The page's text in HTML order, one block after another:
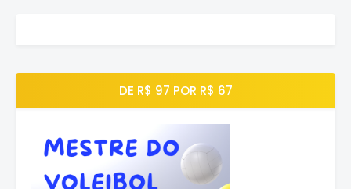
DE R$ 97 POR R$ 67